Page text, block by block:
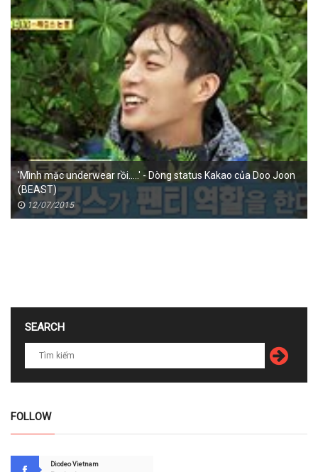
'Mình mặc underwear rồi.....' - Dòng status Kakao của Doo Joon
(BEAST)
12/07/2015
SEARCH
FOLLOW
Diodeo Vietnam